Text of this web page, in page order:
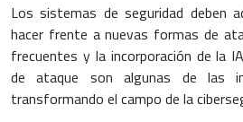
Los sistemas de seguridad deben
hacer frente a nuevas formas de
frecuentes y la incorporación de la
de ataque son algunas de las
transformando el campo de la